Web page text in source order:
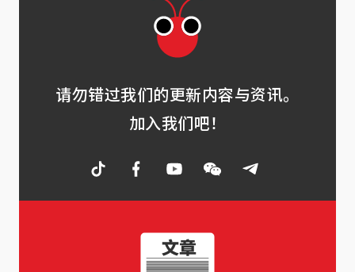
请勿错过我们的更新内容与资讯。
加入我们吧！